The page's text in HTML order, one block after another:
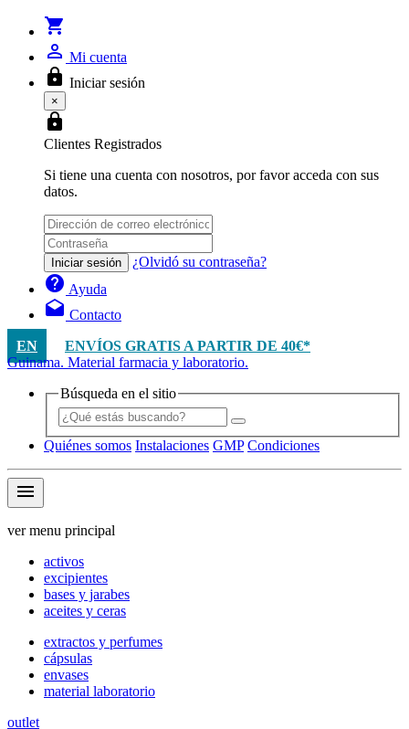
shopping_cart
person_outline Mi cuenta
lock Iniciar sesión
×
lock
Clientes Registrados
Si tiene una cuenta con nosotros, por favor acceda con sus
datos.
Iniciar sesión ¿Olvidó su contraseña?
help Ayuda
drafts Contacto
EN
ENVÍOS GRATIS A PARTIR DE 40€*
Guinama. Material farmacia y laboratorio.
Búsqueda en el sitio
Quiénes somos Instalaciones GMP Condiciones
menu
ver menu principal
activos
excipientes
bases y jarabes
aceites y ceras
extractos y perfumes
cápsulas
envases
material laboratorio
outlet